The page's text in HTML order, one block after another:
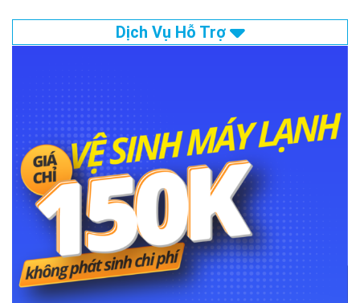
Dịch Vụ Hỗ Trợ